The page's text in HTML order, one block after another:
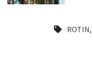
ROTIN,